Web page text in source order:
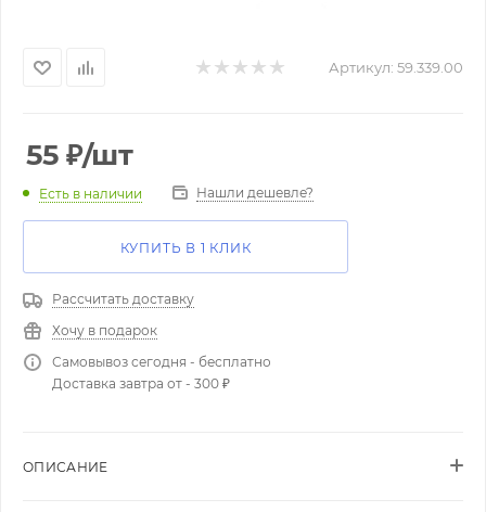
Артикул: 59.339.00
55 ₽/шт
Есть в наличии Нашли дешевле?
КУПИТЬ В 1 КЛИК
Рассчитать доставку
Хочу в подарок
Самовывоз сегодня - бесплатно
Доставка завтра от - 300 ₽
ОПИСАНИЕ